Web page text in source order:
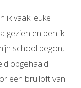
ik vaak leuke
gezien en ben ik
school begon,
opgehaald.
een bruiloft van